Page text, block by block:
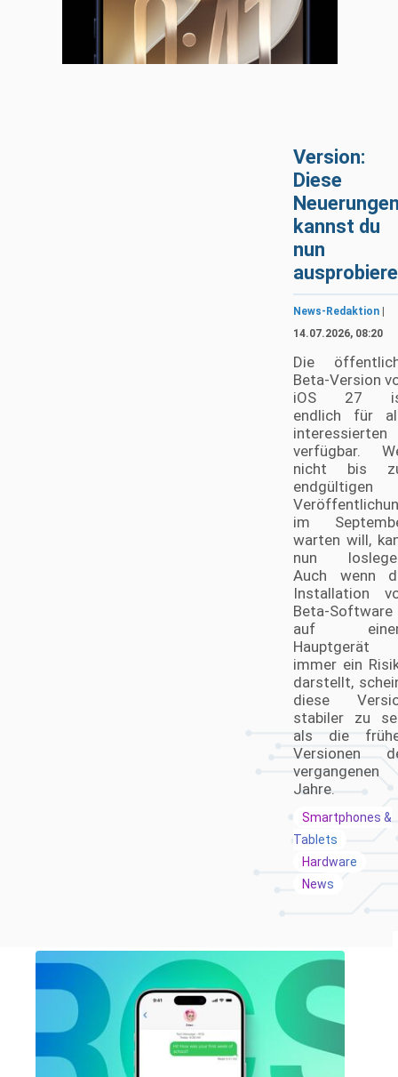
Version:
Diese
kannst du
nun
News-Redaktion
14.07.2026, 08:20
Die
Beta-Version
iOS 27
endlich für
interessierten
verfügbar.
nicht bis
endgültigen
im
warten will,
nun
Auch wenn
Installation
Beta-Software
auf
Hauptgerät
immer ein
darstellt,
diese
stabiler zu
als die
Versionen
vergangenen
Jahre.
Smartphones &
Tablets
Hardware
News